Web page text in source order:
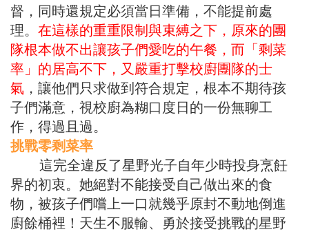
督，同時還規定必須當日準備，不能提前處
理。 在這樣的重重限制與束縛之下，原來的團
隊根本做不出讓孩子們愛吃的午餐，而「剩菜
率」的居高不下，又嚴重打擊校廚團隊的士
氣 ，讓他們只求做到符合規定，根本不期待孩
子們滿意，視校廚為糊口度日的一份無聊工
作，得過且過。
挑戰零剩菜率
這完全違反了星野光子自年少時投身烹飪
界的初衷。她絕對不能接受自己做出來的食
物，被孩子們嚐上一口就幾乎原封不動地倒進
廚餘桶裡！天生不服輸、勇於接受挑戰的星野